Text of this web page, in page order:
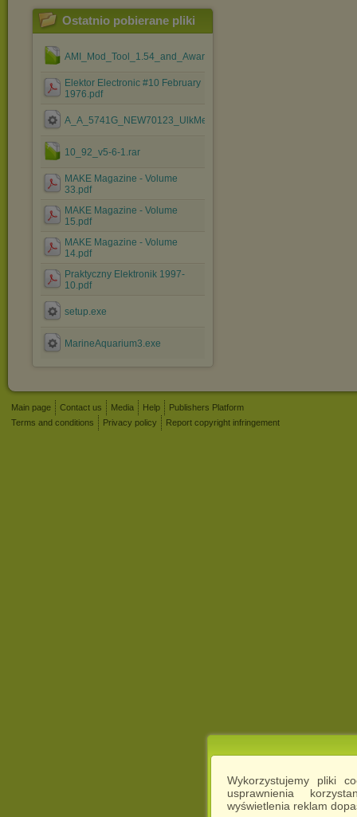
Wykorzystujemy pliki
usprawnienia
wyświetlenia reklam
Ostatnio pobierane pliki
AMI_Mod_Tool_1.54_and_Award_Mod_Tool_1.37.rar
Elektor Electronic #10 February
1976.pdf
A_A_5741G_NEW70123_UlkMenus_ByCamiloml.exe
10_92_v5-6-1.rar
MAKE Magazine - Volume
33.pdf
MAKE Magazine - Volume
15.pdf
MAKE Magazine - Volume
14.pdf
Praktyczny Elektronik 1997-
10.pdf
setup.exe
MarineAquarium3.exe
Main page Contact us Media Help
Publishers Platform
Terms and conditions
Privacy policy Report copyright infringement